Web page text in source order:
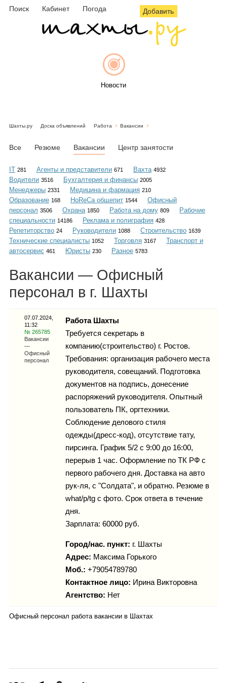
Поиск Кабинет Погода Добавить
Новости
Объявления
Каталог
Инфо
Карты
Фотогалерея
Шахты.ру Доска объявлений Работа Вакансии
Все Резюме Вакансии Центр занятости
IT 281 Агенты и представители 671 Вахта 4932
Водители 3516 Бухгалтерия и финансы 2005
Менеджеры 2331 Медицина и фармация 210
Образование 168 HoReCa общепит 1544
Офисный
персонал 3506 Охрана 1850 Работа на дому 809
Рабочие
специальности 14186 Реклама и полиграфия 428
Репетиторство 24 Руководители 1088 Строительство 1639
Технические специалисты 1052 Торговля 3167
Транспорт и
автосервис 461 Юристы 230 Разное 5783
Вакансии — Офисный
персонал в г. Шахты
07.07.2024,
11:32
№ 265785
Вакансии
—
Офисный
персонал
Работа Шахты
Требуется секретарь в
компанию(строительство) г. Ростов.
Требования: организация рабочего места
руководителя, совещаний. Подготовка
документов на подпись, донесение
распоряжений руководителя. Опытный
пользователь ПК, оргтехники.
Соблюдение делового стиля
одежды(дресс-код), отсутствие тату,
пирсинга. График 5/2 с 9:00 до 16:00,
перерыв 1 час. Оформление по ТК РФ с
первого рабочего дня. Доставка на авто
рук-ля, с "Солдата", и обратно. Резюме в
what/p/tg с фото. Срок ответа в течение
дня.
Зарплата: 60000 руб.
Город/нас. пункт: г. Шахты
Адрес: Максима Горького
Моб.: +79054789780
Контактное лицо: Ирина Викторовна
Агентство: Нет
Офисный персонал работа вакансии в Шахтах